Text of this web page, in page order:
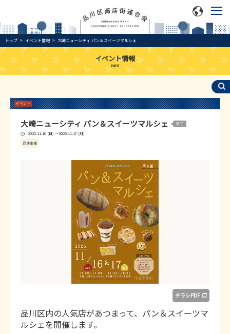
トップ イベント情報 大崎ニューシティ パン＆スイーツマルシェ
イベント情報
EVENT
イベント
大崎ニューシティ パン＆スイーツマルシェ
2025.11.16 (日) ～2025.11.17 (月)
商連主催
チラシPDF
品川区内の人気店があつまって、パン＆スイーツマ
ルシェを開催します。